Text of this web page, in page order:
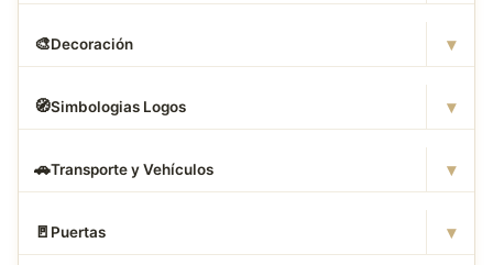
🎨Decoración ▾
🧭Simbologias Logos ▾
🚗Transporte y Vehículos ▾
🚪 Puertas ▾